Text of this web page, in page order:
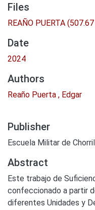
Files
REAÑO PUERTA
Date
2024
Authors
Reaño Puerta , Edgar
Publisher
Escuela Militar de
Abstract
Este trabajo de
confeccionado a partir
diferentes Unidades y